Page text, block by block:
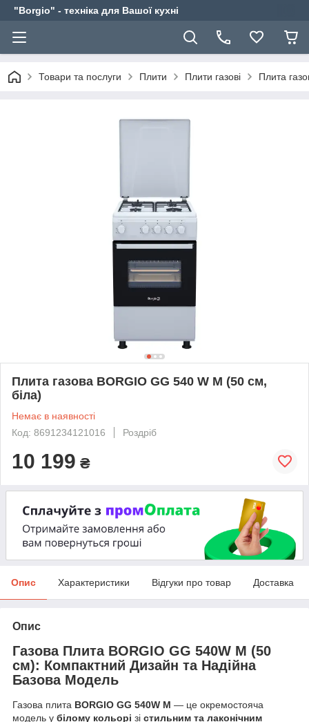
"Borgio" - техніка для Вашої кухні
Товари та послуги Плити Плити газові Плита
Плита газова BORGIO GG 540 W M (50 см,
біла)
Немає в наявності
Код: 8691234121016
Роздріб
10 199 ₴
Опис Характеристики Відгуки про товар Доставка
Опис
Газова Плита BORGIO GG 540W M (50
см): Компактний Дизайн та Надійна
Базова Модель
Газова плита BORGIO GG 540W M — це окремостояча
модель у білому кольорі зі стильним та лаконічним